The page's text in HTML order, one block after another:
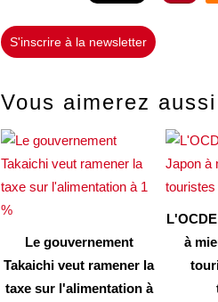
S'inscrire à la newsletter
Vous aimerez
Le gouvernement
Takaichi veut ramener la
taxe sur l'alimentation à
à